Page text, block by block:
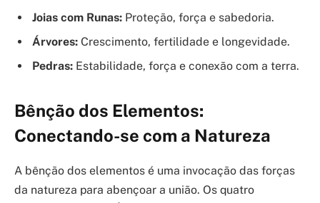
Joias com Runas: Proteção, força e sabedoria.
Árvores: Crescimento, fertilidade e longevidade.
Pedras: Estabilidade, força e conexão com a terra.
Bênção dos Elementos:
Conectando-se com a Natureza
A bênção dos elementos é uma invocação das forças
da natureza para abençoar a união. Os quatro